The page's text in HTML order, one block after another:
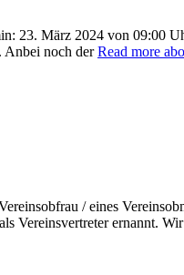
23. März 2024 von 09:00
Anbei noch derRead more
/ eines
Vereinsvertreter ernannt.